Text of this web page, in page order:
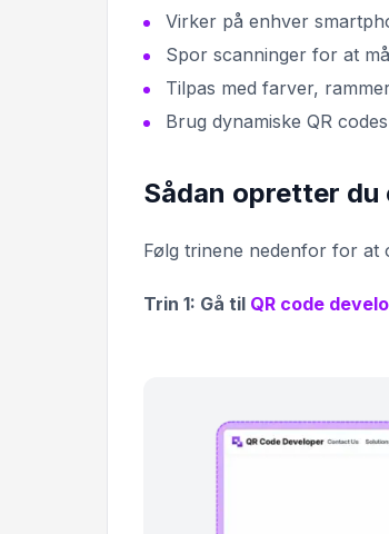
Virker på enhver
Spor scanninger for at
Tilpas med farver,
Brug dynamiske QR
Sådan opretter du
Følg trinene nedenfor for at
Trin 1: Gå til QR code